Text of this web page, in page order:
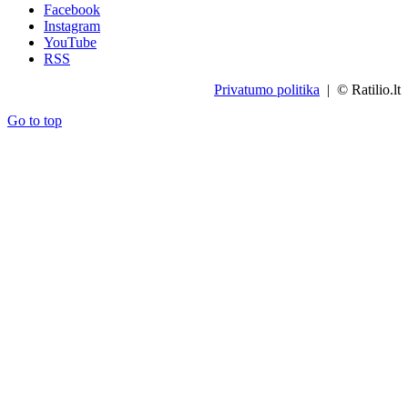
Facebook
Instagram
YouTube
RSS
Privatumo politika | © Ratilio.lt
Go to top